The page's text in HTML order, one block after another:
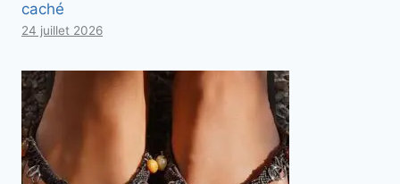
caché
24 juillet 2026